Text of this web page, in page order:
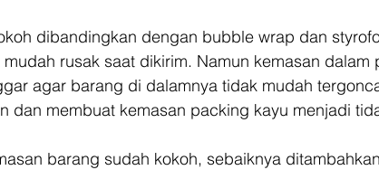
dibandingkan dengan bubble wrap dan
rusak saat dikirim. Namun kemasan dalam
agar barang di dalamnya tidak mudah
dan membuat kemasan packing kayu menjadi
barang sudah kokoh, sebaiknya